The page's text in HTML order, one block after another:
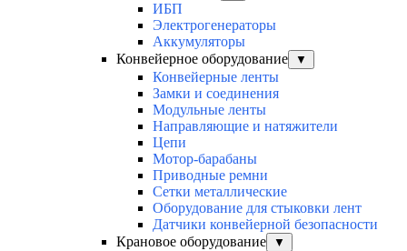
ИБП
Электрогенераторы
Аккумуляторы
Конвейерное оборудование
▼
Конвейерные ленты
Замки и соединения
Модульные ленты
Направляющие и натяжители
Цепи
Мотор-барабаны
Приводные ремни
Сетки металлические
Оборудование для стыковки лент
Датчики конвейерной безопасности
Крановое оборудование
▼